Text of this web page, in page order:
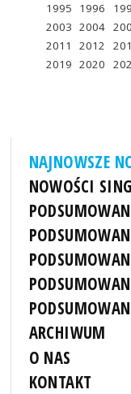
1995 1996
2003 2004
2011
2012
2019 2020
NAJNOWSZE
NOWOŚCI
ARCHIWUM
O NAS
KONTAKT